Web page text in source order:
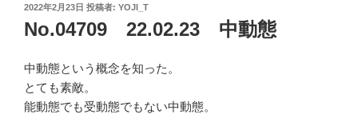
投
稿
日:
2022年2月23日 投稿者: YOJI_T
No.04709 22.02.23 中動態
中動態という概念を知った。
とても素敵。
能動態でも受動態でもない中動態。